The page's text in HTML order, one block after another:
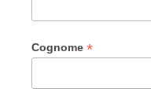
Cognome *